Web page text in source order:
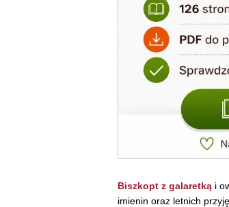
Biszkopt z galaretką i
imienin oraz letnich